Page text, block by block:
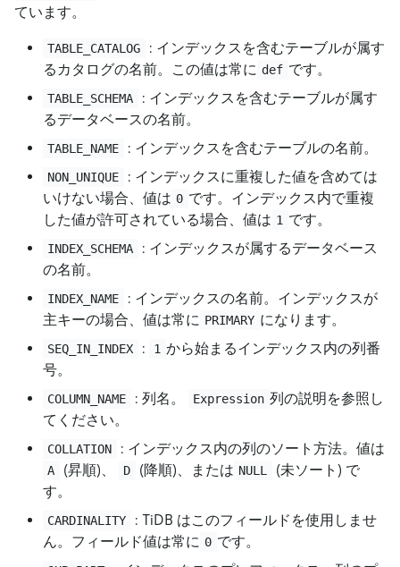
ています。
TABLE_CATALOG
: インデックスを含むテーブルが属す
るカタログの名前。この値は常に def です。
TABLE_SCHEMA
: インデックスを含むテーブルが属す
るデータベースの名前。
TABLE_NAME : インデックスを含むテーブルの名前。
NON_UNIQUE
: インデックスに重複した値を含めては
いけない場合、値は 0 です。インデックス内で重複
した値が許可されている場合、値は 1 です。
INDEX_SCHEMA
: インデックスが属するデータベース
の名前。
INDEX_NAME
: インデックスの名前。インデックスが
主キーの場合、値は常に PRIMARY になります。
SEQ_IN_INDEX : 1 から始まるインデックス内の列番
号。
COLUMN_NAME : 列名。 Expression 列の説明を参照し
てください。
COLLATION : インデックス内の列のソート方法。値は
A (昇順)、 D (降順)、または NULL
(未ソート) で
す。
CARDINALITY
: TiDB はこのフィールドを使用しませ
ん。フィールド値は常に 0 です。